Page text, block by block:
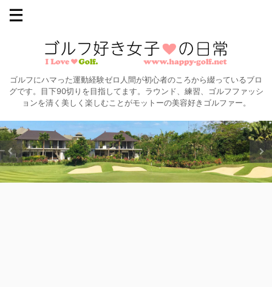
ゴルフにハマった運動経験ゼロ人間が初心者のころから綴っているブロ
グです。目下90切りを目指してます。ラウンド、練習、ゴルフファッシ
ョンを清く美しく楽しむことがモットーの美容好きゴルファー。